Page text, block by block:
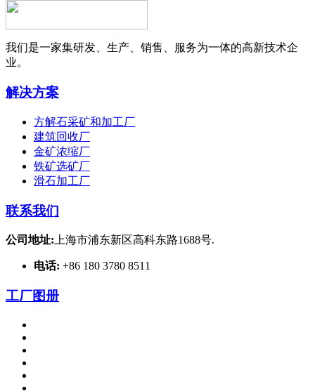
我们是一家集研发、生产、销售、服务为一体的高新技术企
业。
解决方案
方解石采矿和加工厂
建筑回收厂
金矿浓缩厂
铁矿选矿厂
滑石加工厂
联系我们
公司地址: 上海市浦东新区高科东路1688号.
电话: +86 180 3780 8511
工厂图册